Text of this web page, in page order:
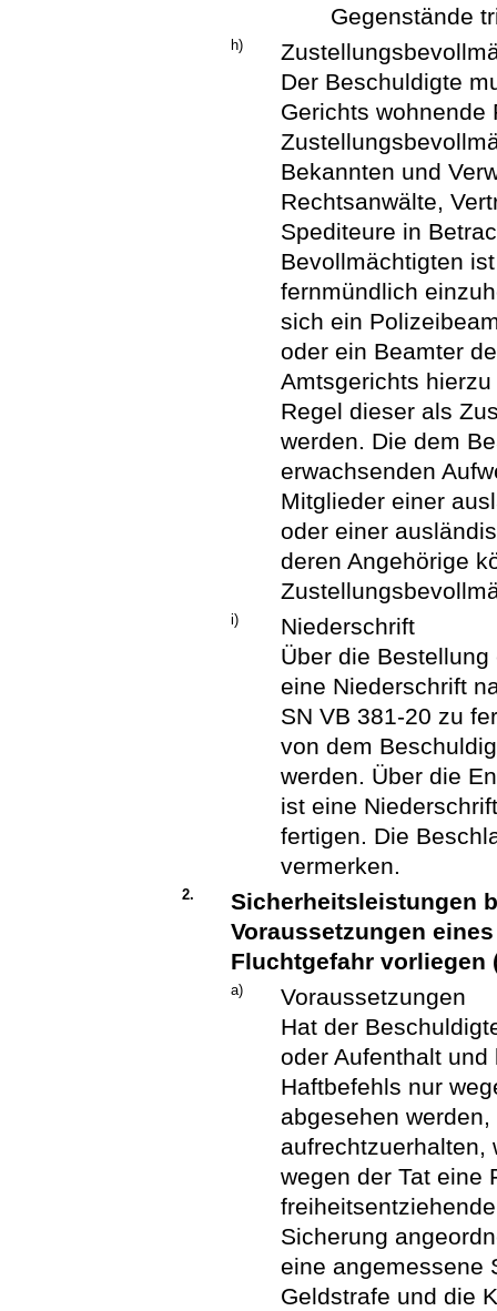
Gegenstände
h)
Der Beschuldigte
Gerichts wohnende
Bekannten und
Rechtsanwälte,
Spediteure in
Bevollmächtigten
fernmündlich
sich ein
oder ein Beamter
Amtsgerichts
Regel dieser als
werden. Die dem
erwachsenden
Mitglieder einer
oder einer
deren Angehörige
i)
Niederschrift
Über die
eine Niederschrift
SN VB 381-20 zu
von dem
werden. Über die
ist eine
fertigen. Die
vermerken.
2.
Sicherheitsleistungen
Voraussetzungen
Fluchtgefahr vorliegen
a)
Voraussetzungen
Hat der
oder Aufenthalt
Haftbefehls nur
abgesehen
aufrechtzuerhalten,
wegen der Tat eine
Sicherung
eine angemessene
Geldstrafe und die